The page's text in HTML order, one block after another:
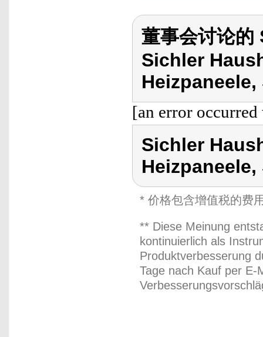
董事会讨论
Sichler
[an error
Sichler
* 价格包含增值税的费
** Diese Meinung
kontinuierlich als
Produktverbesserung
Tage nach Kauf per E-